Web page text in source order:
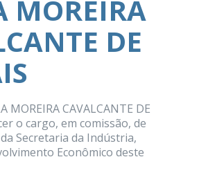
MOREIRA
DE
MOREIRA CAVALCANTE DE
o cargo, em comissão, de
Secretaria da Indústria,
Econômico deste